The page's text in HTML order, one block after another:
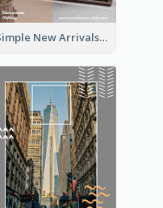
Simple New Arrivals Flyer For The Coming Year